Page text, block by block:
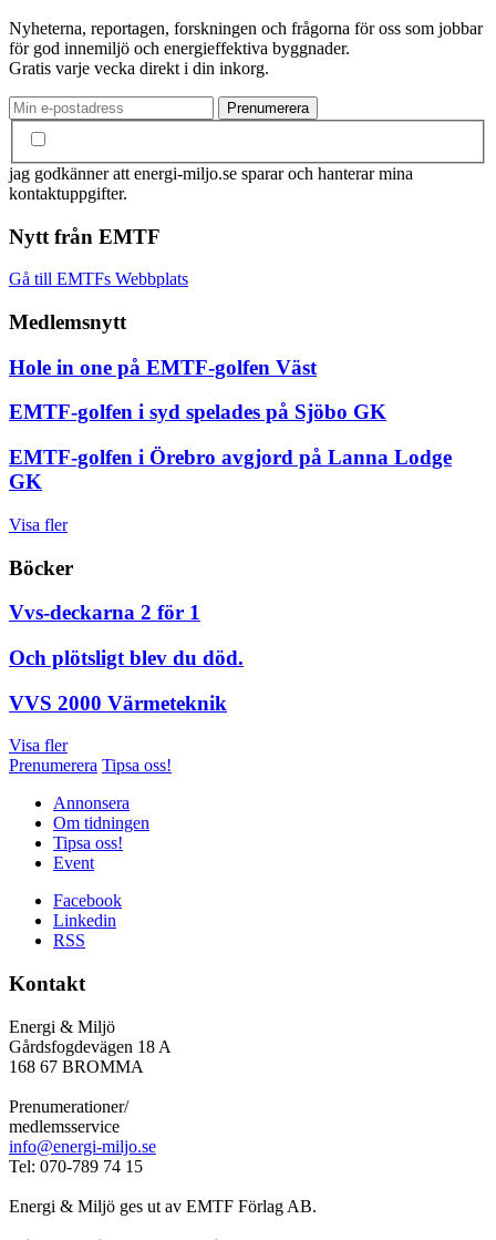
Nyheterna, reportagen, forskningen och frågorna för oss som jobbar
för god innemiljö och energieffektiva byggnader.
Gratis varje vecka direkt i din inkorg.
jag godkänner att energi-miljo.se sparar och hanterar mina
kontaktuppgifter.
Nytt från EMTF
Gå till EMTFs Webbplats
Medlemsnytt
Hole in one på EMTF-golfen Väst
EMTF-golfen i syd spelades på Sjöbo GK
EMTF-golfen i Örebro avgjord på Lanna Lodge
GK
Visa fler
Böcker
Vvs-deckarna 2 för 1
Och plötsligt blev du död.
VVS 2000 Värmeteknik
Visa fler
Prenumerera Tipsa oss!
Annonsera
Om tidningen
Tipsa oss!
Event
Facebook
Linkedin
RSS
Kontakt
Energi & Miljö
Gårdsfogdevägen 18 A
168 67 BROMMA
Prenumerationer/
medlemsservice
info@energi-miljo.se
Tel: 070-789 74 15
Energi & Miljö ges ut av EMTF Förlag AB.